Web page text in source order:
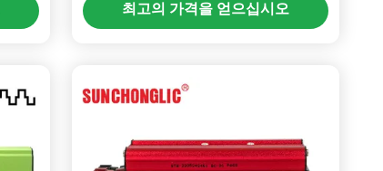
최고의 가격을 얻으십시오